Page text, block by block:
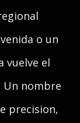
o un
vuelve el
Un nombre
precision,